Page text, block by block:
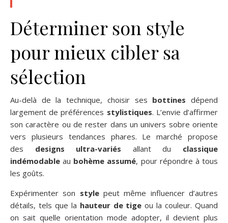
Déterminer son style
pour mieux cibler sa
sélection
Au-delà de la technique, choisir ses bottines dépend
largement de préférences stylistiques. L’envie d’affirmer
son caractère ou de rester dans un univers sobre oriente
vers plusieurs tendances phares. Le marché propose
des designs ultra-variés allant du classique
indémodable au bohème assumé, pour répondre à tous
les goûts.
Expérimenter son stylepeut même influencer d’autres
détails, tels que la hauteur de tige ou la couleur. Quand
on sait quelle orientation mode adopter, il devient plus